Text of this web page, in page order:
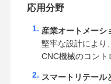
応用分野
産業オートメーシ
堅牢な設計により
CNC機械のコント
スマートリテール